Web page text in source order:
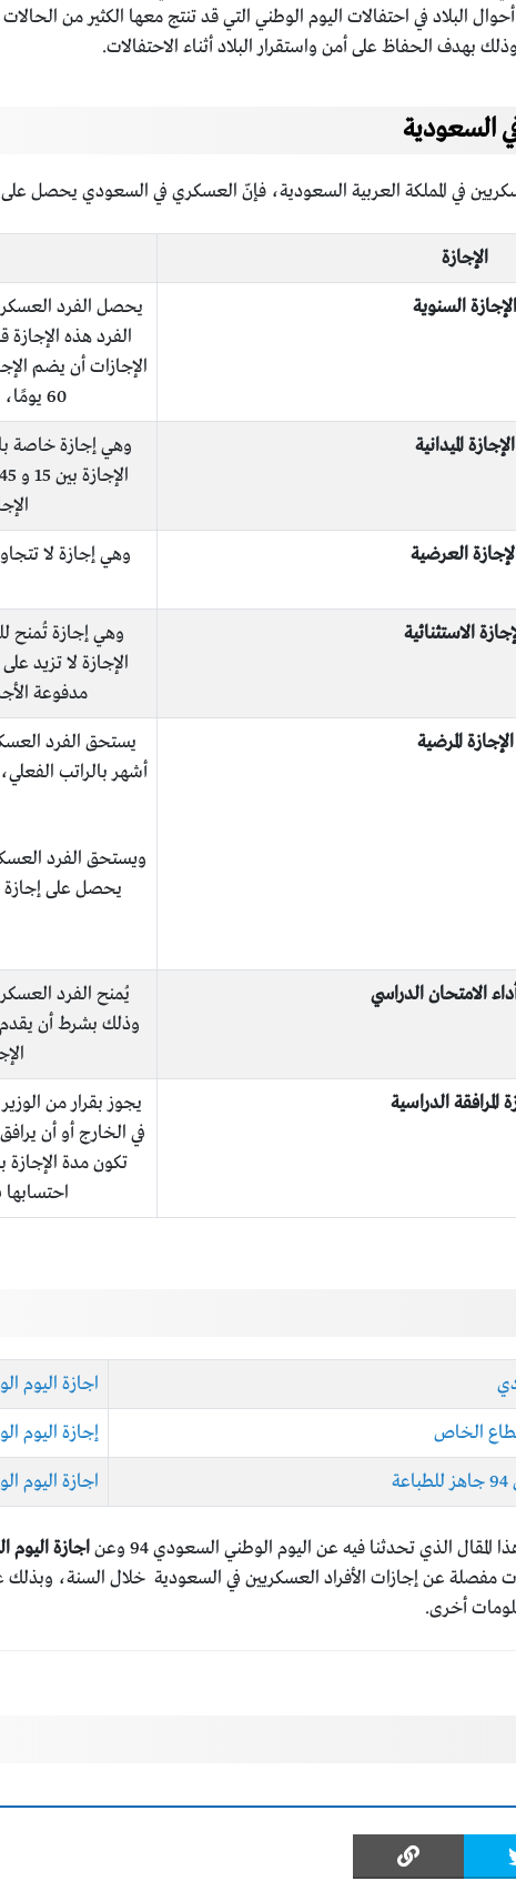
في احتفالات اليوم الوطني التي قد تنتج معها الكثير من
بهدف الحفاظ على أمن واستقرار البلاد أثناء الاحتفالات.
السعودية
في المملكة العربية السعودية، فإنّ العسكري في السعودي يحصل
الإجازة
الإجازة السنوية
الإجازات أن يضم
60 يومًا، كما يمكن أخذ الإجازة السنوية على فترات خلال السنة.
الإجازة الميدانية
وهي إجازة خاصة
العرضية
وهي إجازة لا
الاستثنائية
وهي إجازة تُمنح
الإجازة لا تزيد
مدفوعة
الإجازة المرضية
أشهر بالراتب
ويستحق الفرد
الامتحان الدراسي
يُمنح الفرد
وذلك بشرط أن يقدم
المرافقة الدراسية
يجوز بقرار من
في الخارج أو أن
تكون مدة
احتسابها
اجازة اليوم الوطني 94
إجازة اليوم الوطني
اجازة اليوم الوطني
الذي تحدثنا فيه عن اليوم الوطني السعودي 94 وعن اجازة اليوم الوطني
أخرى.